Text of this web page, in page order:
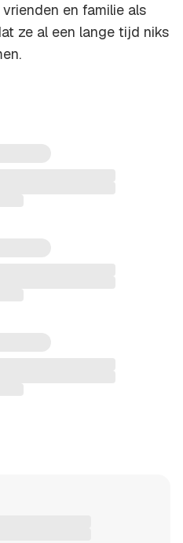
en familie als
ze al een lange tijd niks